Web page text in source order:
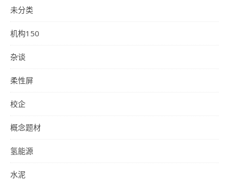
未分类
机构150
杂谈
柔性屏
校企
概念题材
氢能源
水泥